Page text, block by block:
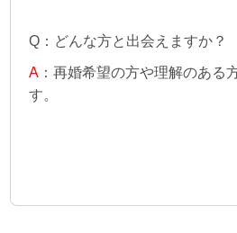
Q：どんな方と出会えますか？
A ：再婚希望の方や理解のある
す。